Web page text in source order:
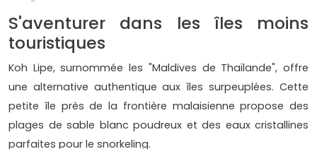
S'aventurer dans les îles moins
touristiques
Koh Lipe, surnommée les "Maldives de Thaïlande", offre
une alternative authentique aux îles surpeuplées. Cette
petite île près de la frontière malaisienne propose des
plages de sable blanc poudreux et des eaux cristallines
parfaites pour le snorkeling.